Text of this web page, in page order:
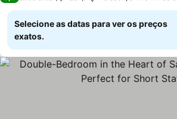
Selecione as datas para ver os preços
exatos.